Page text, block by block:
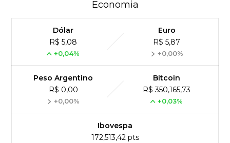
Economia
Dólar
R$ 5,08
+0,04%
Euro
R$ 5,87
+0,00%
Peso Argentino
R$ 0,00
+0,00%
Bitcoin
R$ 350,165,73
+0,03%
Ibovespa
172,513,42 pts